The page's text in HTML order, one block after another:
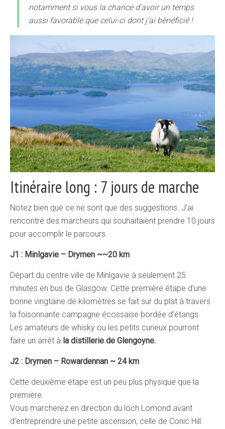
notamment si vous la chance d’avoir un temps
aussi favorable que celui-ci dont j’ai bénéficié !
Itinéraire long : 7 jours de marche
Notez bien que ce ne sont que des suggestions. J’ai
rencontré des marcheurs qui souhaitaient prendre 10 jours
pour accomplir le parcours.
J1 : Minlgavie – Drymen ~~20 km
Départ du centre ville de Minlgavie à seulement 25
minutes en bus de Glasgow. Cette première étape d’une
bonne vingtaine de kilomètres se fait sur du plat à travers
la foisonnante campagne écossaise bordée d’étangs.
Les amateurs de whisky ou les petits curieux pourront
faire un arrêt à la distillerie de Glengoyne.
J2 : Drymen – Rowardennan ~ 24 km
Cette deuxième étape est un peu plus physique que la
première.
Vous marcherez en direction du loch Lomond avant
d’entreprendre une petite ascension, celle de Conic Hill.